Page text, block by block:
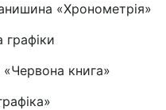
«Хронометрія»
книга»